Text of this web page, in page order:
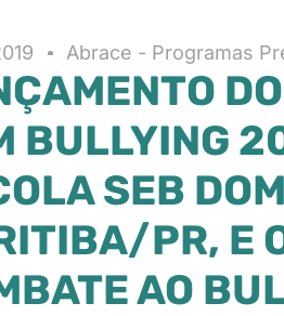
Abrace - Programas
BULLYING
SEB
PR, E
AO